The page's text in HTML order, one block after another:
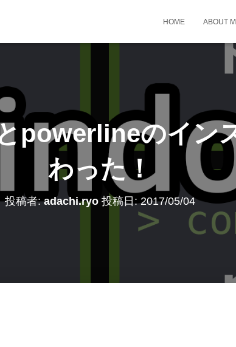
HOME ABOUT
powerlineのイン
わった！
投稿者:adachi.ryo投稿日:2017/05/04